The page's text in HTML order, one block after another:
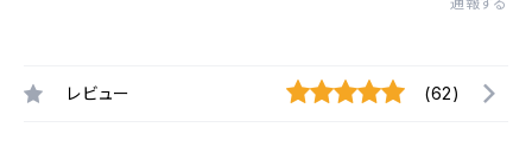
レビュー (62)